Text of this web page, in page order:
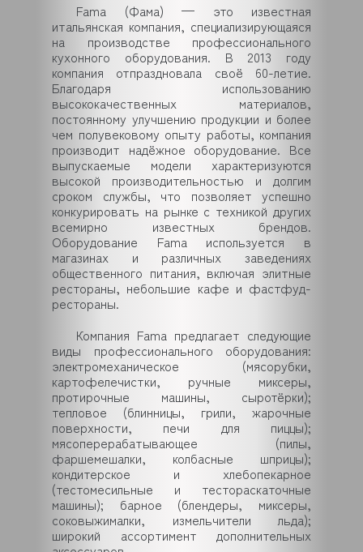
Fama (Фама) — это известная
итальянская компания, специализирующаяся
на производстве профессионального
кухонного оборудования. В 2013 году
компания отпраздновала своё 60-летие.
Благодаря использованию
высококачественных материалов,
постоянному улучшению продукции и более
чем полувековому опыту работы, компания
производит надёжное оборудование. Все
выпускаемые модели характеризуются
высокой производительностью и долгим
сроком службы, что позволяет успешно
конкурировать на рынке с техникой других
всемирно известных брендов.
Оборудование Fama используется в
магазинах и различных заведениях
общественного питания, включая элитные
рестораны, небольшие кафе и фастфуд-
рестораны.
Компания Fama предлагает следующие
виды профессионального оборудования:
электромеханическое (мясорубки,
картофелечистки, ручные миксеры,
протирочные машины, сыротёрки);
тепловое (блинницы, грили, жарочные
поверхности, печи для пиццы);
мясоперерабатывающее (пилы,
фаршемешалки, колбасные шприцы);
кондитерское и хлебопекарное
(тестомесильные и тестораскаточные
машины); барное (блендеры, миксеры,
соковыжималки, измельчители льда);
широкий ассортимент дополнительных